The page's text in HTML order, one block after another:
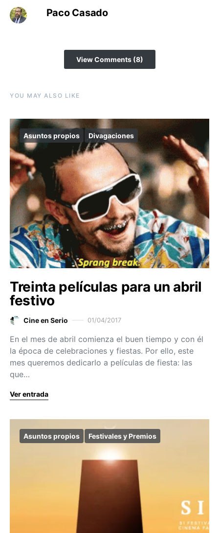
Paco Casado
View Comments (8)
YOU MAY ALSO LIKE
Asuntos propios Divagaciones
Treinta películas para un abril
festivo
Cine en Serio 01/04/2017
En el mes de abril comienza el buen tiempo y con él
la época de celebraciones y fiestas. Por ello, este
mes queremos dedicarlo a películas de fiesta: las
que…
Ver entrada
Asuntos propios Festivales y Premios